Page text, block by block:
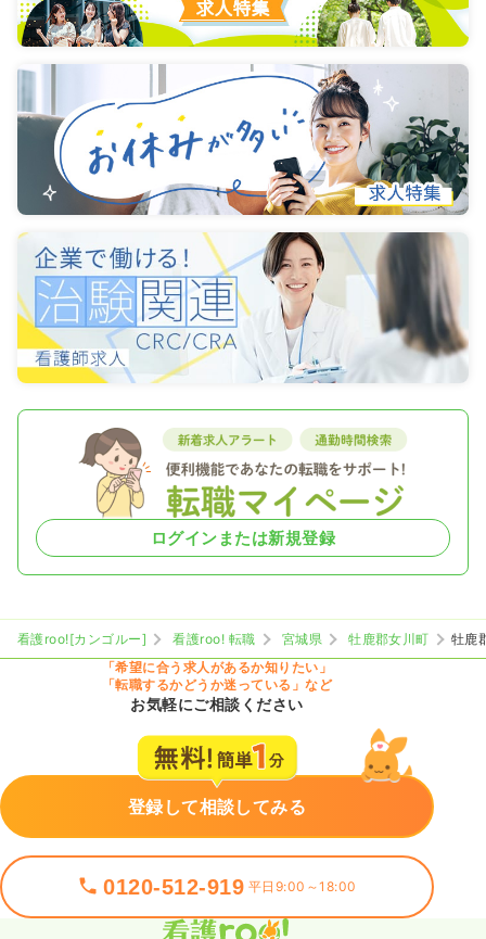
ログインまたは新規登録
看護roo![カンゴルー] 看護roo! 転職 宮城県 牡鹿郡女川町
牡鹿
「希望に合う求人があるか知りたい」
「転職するかどうか迷っている」など
お気軽にご相談ください
登録して相談してみる
0120-512-919 平日9:00～18:00